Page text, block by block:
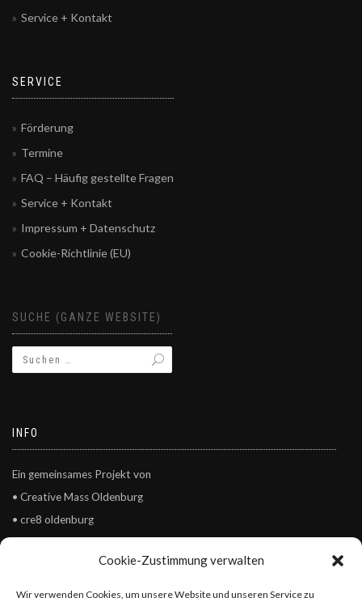
Cookie-Zustimmung verwalten
Wir verwenden Cookies, um unsere Website und unseren Service zu
Service + Kontakt
SERVICE
Förderung
Termine
FAQ – Häufig gestellte Fragen
Service + Kontakt
Impressum + Datenschutz
Cookie-Richtlinie (EU)
SUCHE (GANZE WEBSITE)
INFO
Ein gemeinsames Projekt von
• Creative Mass Oldenburg
• cre8 oldenburg